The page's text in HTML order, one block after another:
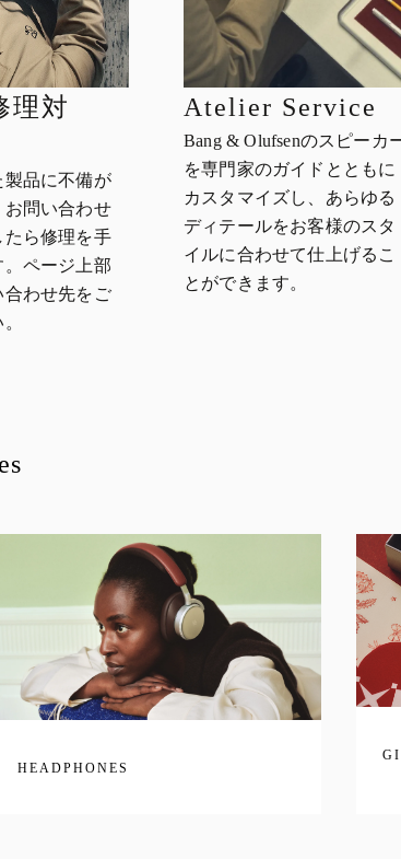
理対
製品に不備が
問い合わせ
たら修理を手
ページ上部
合わせ先をご
Atelier Service
Bang & Olufsenのスピーカ
を専門家のガイドとともに
カスタマイズし、あらゆる
ディテールをお客様のスタ
イルに合わせて仕上げるこ
とができます。
HEADPHONES